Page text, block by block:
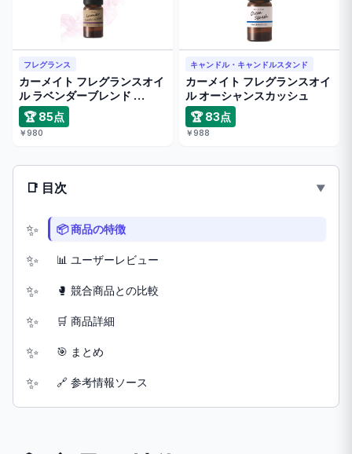
フレグランス
カーメイト フレグランスオイ
ル ラベンダーブレンド …
🏆 85点
￥980
キャンドル・キャンドルスタンド
カーメイト フレグランスオイ
ル オーシャンスカッシュ
🏆 83点
￥988
📑 目次
📦 商品の特徴
📊 ユーザーレビュー
🥊 競合商品との比較
🛒 商品詳細
🎯 まとめ
🔗 参考情報ソース